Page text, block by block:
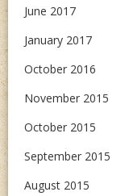
June 2017
January 2017
October 2016
November 2015
October 2015
September 2015
August 2015